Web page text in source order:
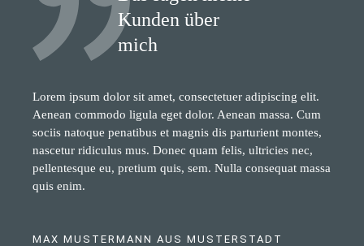
Kunden über
mich
Lorem ipsum dolor sit amet, consectetuer adipiscing elit.
Aenean commodo ligula eget dolor. Aenean massa. Cum
sociis natoque penatibus et magnis dis parturient montes,
nascetur ridiculus mus. Donec quam felis, ultricies nec,
pellentesque eu, pretium quis, sem. Nulla consequat massa
quis enim.
MAX MUSTERMANN AUS MUSTERSTADT